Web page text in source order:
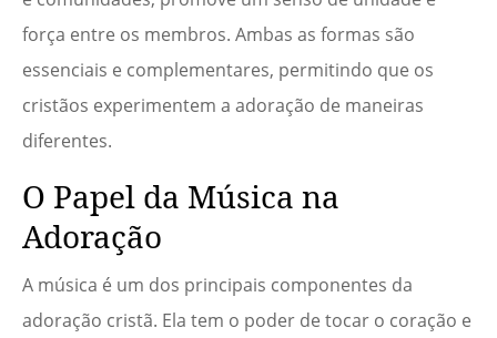
força entre os membros. Ambas as formas são
essenciais e complementares, permitindo que os
cristãos experimentem a adoração de maneiras
diferentes.
O Papel da Música na
Adoração
A música é um dos principais componentes da
adoração cristã. Ela tem o poder de tocar o coração e